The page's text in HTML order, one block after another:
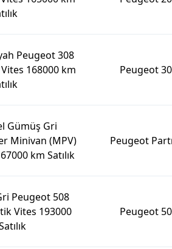
Peugeot 308
168000 km
Peugeot
Gümüş Gri
Minivan (MPV)
km Satılık
Peugeot
Peugeot 508
Vites 193000
Peugeot